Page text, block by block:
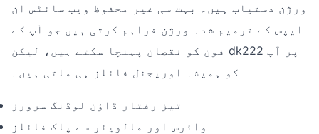
ورژن دستیاب ہیں۔ بہت سی غیر محفوظ ویب سائٹس ان
ایپس کے ترمیم شدہ ورژن فراہم کرتی ہیں جو آپ کے
فون کو نقصان پہنچا سکتے ہیں، لیکن dk222 پر آپ
کو ہمیشہ اوریجنل فائلز ہی ملتی ہیں۔
تیز رفتار ڈاؤن لوڈنگ سرورز
وائرس اور مالویئر سے پاک فائلز